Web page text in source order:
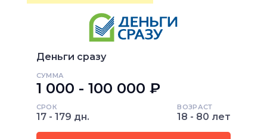
Деньги сразу
СУММА
1 000 - 100 000 ₽
СРОК
17 - 179 дн.
ВОЗРАСТ
18 - 80 лет